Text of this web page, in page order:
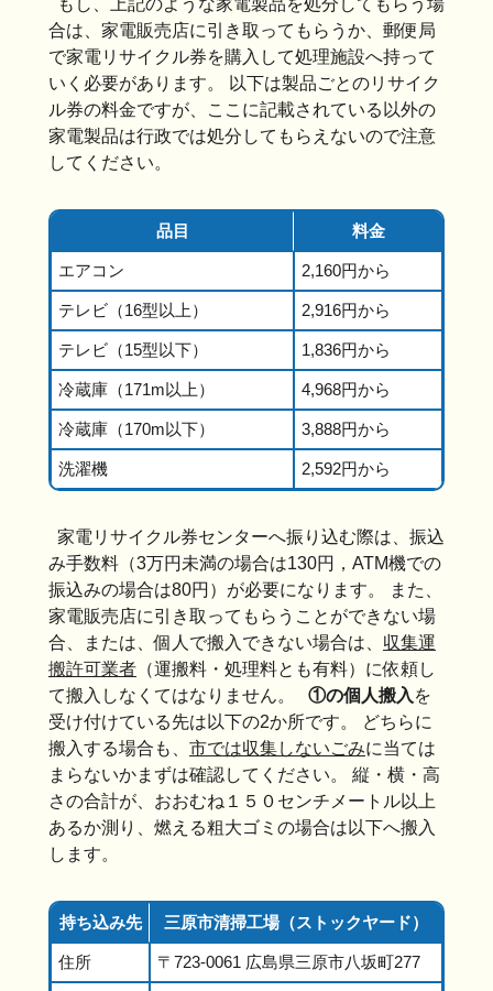
もし、上記のような家電製品を処分してもらう場
合は、家電販売店に引き取ってもらうか、郵便局
で家電リサイクル券を購入して処理施設へ持って
いく必要があります。 以下は製品ごとのリサイク
ル券の料金ですが、ここに記載されている以外の
家電製品は行政では処分してもらえないので注意
してください。
品目 料金
エアコン 2,160円から
テレビ（16型以上） 2,916円から
テレビ（15型以下） 1,836円から
冷蔵庫（171m以上） 4,968円から
冷蔵庫（170m以下） 3,888円から
洗濯機 2,592円から
家電リサイクル券センターへ振り込む際は、振込
み手数料（3万円未満の場合は130円，ATM機での
振込みの場合は80円）が必要になります。 また、
家電販売店に引き取ってもらうことができない場
合、または、個人で搬入できない場合は、 収集運
搬許可業者 （運搬料・処理料とも有料）に依頼し
て搬入しなくてはなりません。 ①の個人搬入を
受け付けている先は以下の2か所です。 どちらに
搬入する場合も、 市では収集しないごみに当ては
まらないかまずは確認してください。 縦・横・高
さの合計が、おおむね１５０センチメートル以上
あるか測り、燃える粗大ゴミの場合は以下へ搬入
します。
持ち込み先 三原市清掃工場（ストックヤード）
住所 〒723-0061 広島県三原市八坂町277